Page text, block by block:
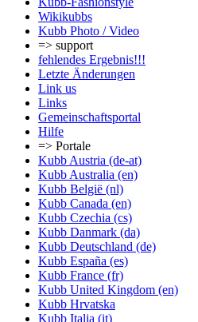
Wikikubbs
Kubb Photo / Video
=> support
fehlendes Ergebnis!!!
Letzte Änderungen
Link us
Links
Gemeinschafts­portal
Hilfe
=> Portale
Kubb Austria (de-at)
Kubb Australia (en)
Kubb België (nl)
Kubb Canada (en)
Kubb Czechia (cs)
Kubb Danmark (da)
Kubb Deutschland (de)
Kubb España (es)
Kubb France (fr)
Kubb United Kingdom (en)
Kubb Hrvatska
Kubb Italia (it)